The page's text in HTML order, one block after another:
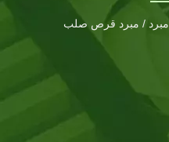
مبرد / مبرد قرص صلب